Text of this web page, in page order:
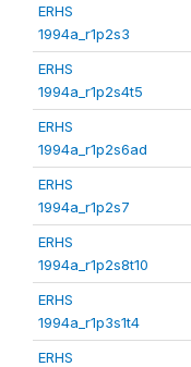
ERHS
1994a_r1p2s3
ERHS
1994a_r1p2s4t5
ERHS
1994a_r1p2s6ad
ERHS
1994a_r1p2s7
ERHS
1994a_r1p2s8t10
ERHS
1994a_r1p3s1t4
ERHS